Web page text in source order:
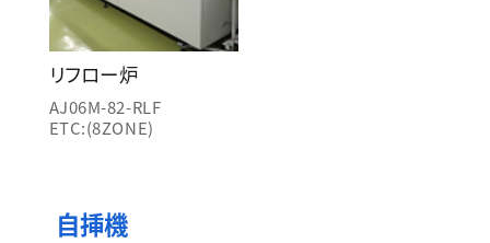
リフロー炉
AJ06M-82-RLF
ETC:(8ZONE)
自挿機